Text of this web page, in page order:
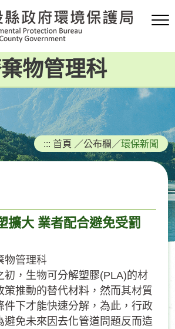
物管理科
::: 首頁 ／公布欄 ／環保新聞
擴大 業者配合避免受罰
物管理科
初，生物可分解塑膠(PLA)的材
策推動的替代材料，然而其材質
件下才能快速分解，為此，行政
避免未來因去化管道問題反而造